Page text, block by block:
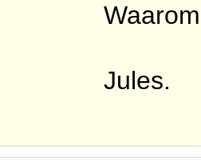
Jules.